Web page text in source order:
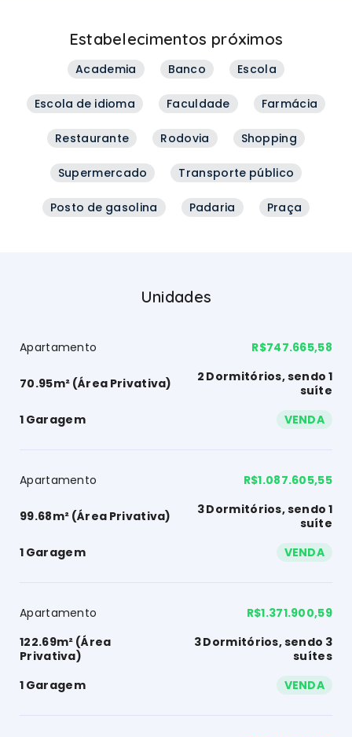
Estabelecimentos próximos
Academia Banco Escola
Escola de idioma Faculdade Farmácia
Restaurante Rodovia Shopping
Supermercado Transporte público
Posto de gasolina Padaria Praça
Unidades
Apartamento
70.95m² (Área Privativa)
2 Dormitórios, sendo 1
suíte
1 Garagem
R$747.665,58
VENDA
Apartamento
99.68m² (Área Privativa)
3 Dormitórios, sendo 1
suíte
1 Garagem
R$1.087.605,55
VENDA
Apartamento
122.69m² (Área
Privativa)
3 Dormitórios, sendo 3
suítes
1 Garagem
R$1.371.900,59
VENDA